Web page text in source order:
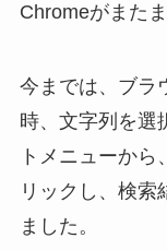
Chromeがまたま
今までは、ブラ
時、文字列を選
トメニューか
リックし、検索
ました。